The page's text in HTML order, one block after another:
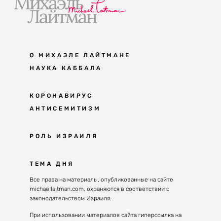
О МИХАЭЛЕ ЛАЙТМАНЕ
НАУКА КАББАЛА
Мудрость каббалы
Каббала сегодня
Великие каббалисты
Духовные состояния
Конгрессы каббалы
Каббалистическая музыка
КОРОНАВИРУС
АНТИСЕМИТИЗМ
Антисемитизм в современном мире
Решение
РОЛЬ ИЗРАИЛЯ
Почему евреи
Израиль сегодня
ТЕМА ДНЯ
Все права на материалы, опубликованные на сайте
michaellaitman.com, охраняются в соответствии с
законодательством Израиля.
При использовании материалов сайта гиперссылка на